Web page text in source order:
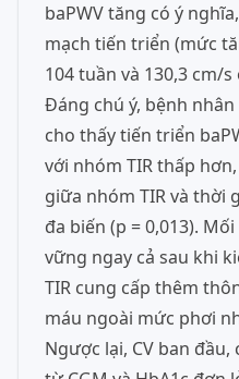
baPWV tăng có ý
mạch tiến triển (mức
104 tuần và 130,3 cm/s
Đáng chú ý, bệnh
cho thấy tiến triển
với nhóm TIR thấp
giữa nhóm TIR và thời
đa biến (p = 0,013).
vững ngay cả sau khi
TIR cung cấp thêm
máu ngoài mức phơi
Ngược lại, CV ban